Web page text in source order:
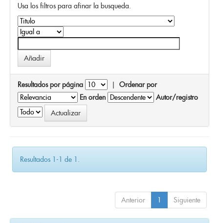
Usa los filtros para afinar la busqueda.
Resultados por página | Ordenar por
En orden
Autor/registro
Resultados 1-1 de 1.
Anterior 1 Siguiente